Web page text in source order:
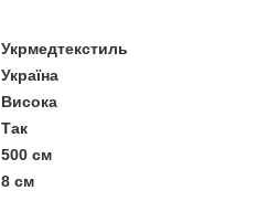
Укрмедтекстиль
Україна
Висока
Так
500 см
8 см